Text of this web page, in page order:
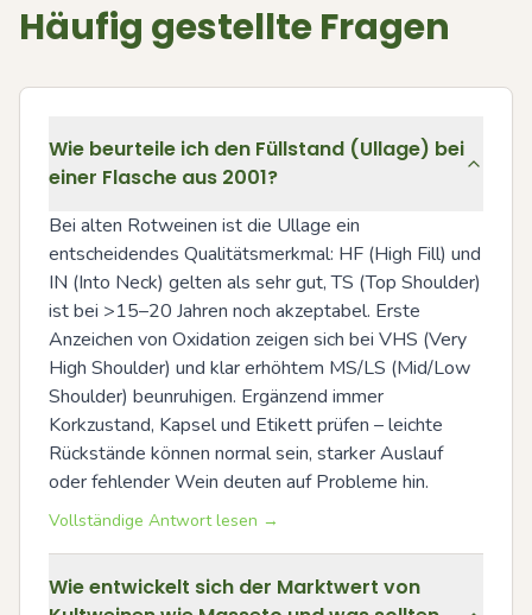
Häufig gestellte Fragen
Wie beurteile ich den Füllstand (Ullage) bei
einer Flasche aus 2001?
Bei alten Rotweinen ist die Ullage ein
entscheidendes Qualitätsmerkmal: HF (High Fill) und
IN (Into Neck) gelten als sehr gut, TS (Top Shoulder)
ist bei >15–20 Jahren noch akzeptabel. Erste
Anzeichen von Oxidation zeigen sich bei VHS (Very
High Shoulder) und klar erhöhtem MS/LS (Mid/Low
Shoulder) beunruhigen. Ergänzend immer
Korkzustand, Kapsel und Etikett prüfen – leichte
Rückstände können normal sein, starker Auslauf
oder fehlender Wein deuten auf Probleme hin.
Vollständige Antwort lesen →
Wie entwickelt sich der Marktwert von